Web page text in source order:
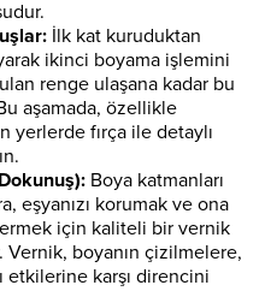
İlk kat kuruduktan
ikinci boyama işlemini
renge ulaşana kadar bu
aşamada, özellikle
yerlerde fırça ile detaylı
Boya katmanları
eşyanızı korumak ve ona
için kaliteli bir vernik
Vernik, boyanın çizilmelere,
etkilerine karşı direncini